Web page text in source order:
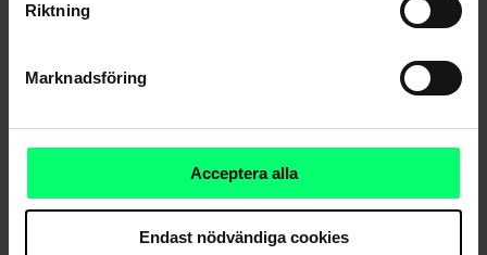
Riktning
Marknadsföring
Acceptera alla
Endast nödvändiga cookies